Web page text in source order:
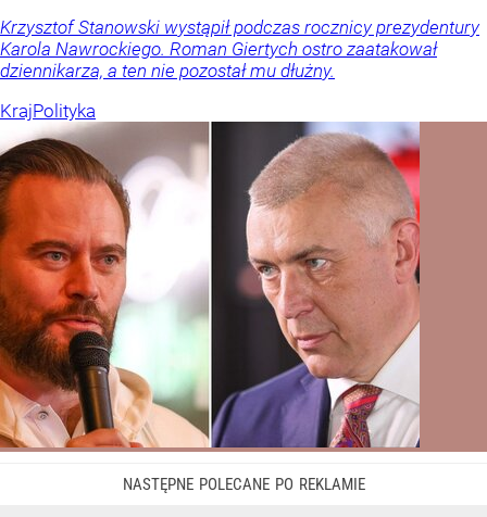
Krzysztof Stanowski wystąpił podczas rocznicy prezydentury
Karola Nawrockiego. Roman Giertych ostro zaatakował
dziennikarza, a ten nie pozostał mu dłużny.
KrajPolityka